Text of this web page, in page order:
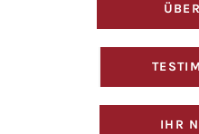
IHR